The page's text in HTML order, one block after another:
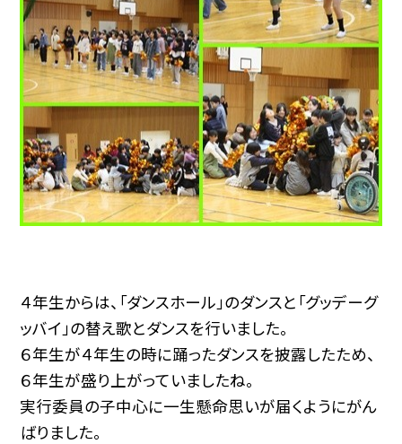
４年生からは、「ダンスホール」のダンスと「グッデーグ
ッバイ」の替え歌とダンスを行いました。
６年生が４年生の時に踊ったダンスを披露したため、
６年生が盛り上がっていましたね。
実行委員の子中心に一生懸命思いが届くようにがん
ばりました。